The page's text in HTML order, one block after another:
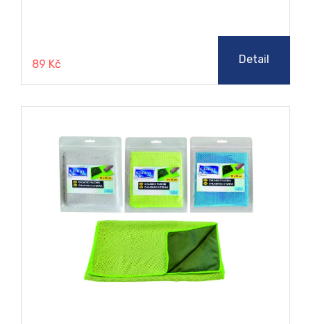
89 Kč Detail